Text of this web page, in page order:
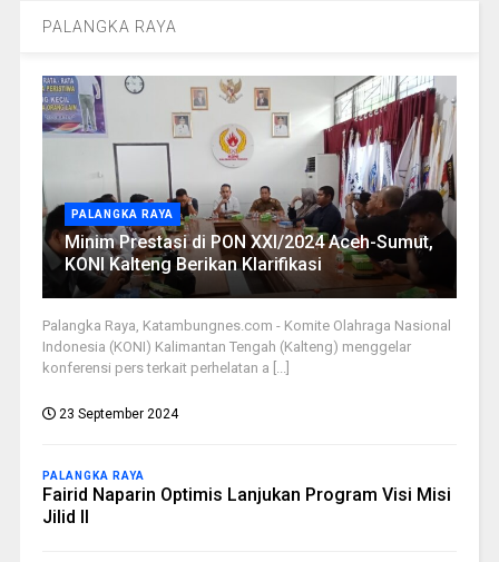
PALANGKA RAYA
PALANGKA RAYA
Minim Prestasi di PON XXI/2024 Aceh-Sumut,
KONI Kalteng Berikan Klarifikasi
Palangka Raya, Katambungnes.com - Komite Olahraga Nasional
Indonesia (KONI) Kalimantan Tengah (Kalteng) menggelar
konferensi pers terkait perhelatan a [...]
23 September 2024
PALANGKA RAYA
Fairid Naparin Optimis Lanjukan Program Visi Misi
Jilid II